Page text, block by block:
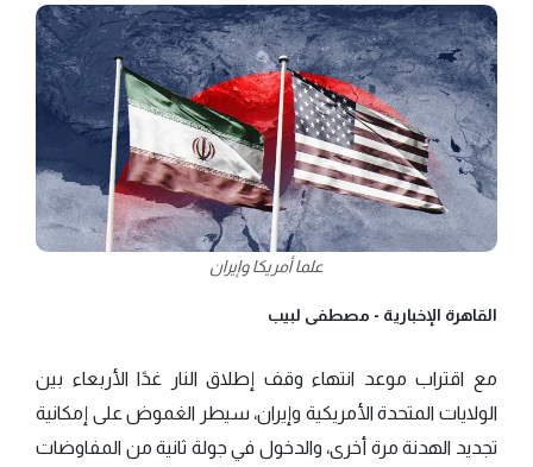
علما أمريكا وإيران
القاهرة الإخبارية - مصطفى لبيب
مع اقتراب موعد انتهاء وقف إطلاق النار غدًا الأربعاء بين
الولايات المتحدة الأمريكية وإيران، سيطر الغموض على إمكانية
تجديد الهدنة مرة أخرى، والدخول في جولة ثانية من المفاوضات